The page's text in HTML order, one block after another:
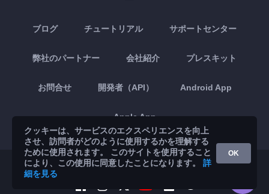
ブログ チュートリアル サポートセンター
弊社のパートナー 会社紹介 プレスキット
お問合せ 開発者（API） Android App
Apple App
© 2026 Brickoft プライバシーと諸条件 サービスのステータス
クッキーは、サービスのエクスペリエンスを向上
させ、訪問者がどのように使用するかを理解する
ために使用されます。 このサイトを使用すること
により、この使用に同意したことになります。 詳
細を見る
OK